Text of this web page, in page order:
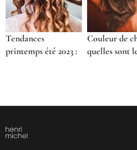
Tendances
printemps été 2023 :
Couleur de
quelles sont